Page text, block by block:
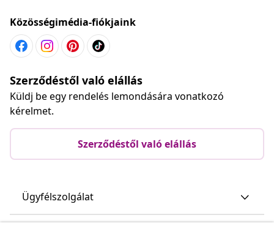
Közösségimédia-fiókjaink
Szerződéstől való elállás
Küldj be egy rendelés lemondására vonatkozó
kérelmet.
Szerződéstől való elállás
Ügyfélszolgálat